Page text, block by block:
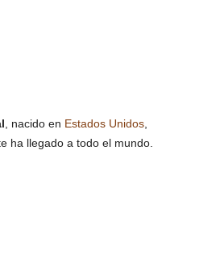
, nacido en Estados Unidos,
ha llegado a todo el mundo.